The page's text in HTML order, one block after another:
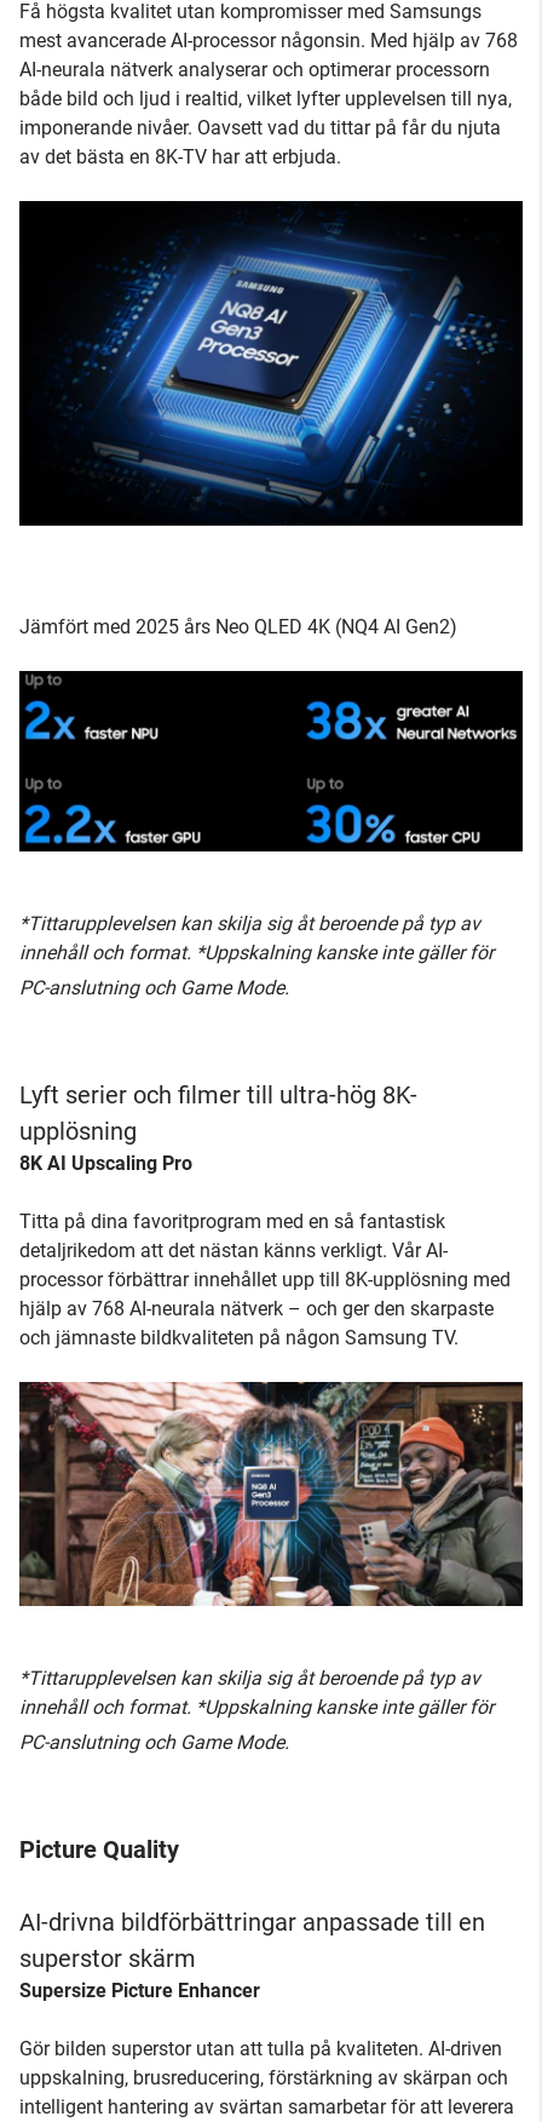
Få högsta kvalitet utan kompromisser med Samsungs
mest avancerade AI-processor någonsin. Med hjälp av 768
AI-neurala nätverk analyserar och optimerar processorn
både bild och ljud i realtid, vilket lyfter upplevelsen till nya,
imponerande nivåer. Oavsett vad du tittar på får du njuta
av det bästa en 8K-TV har att erbjuda.
Jämfört med 2025 års Neo QLED 4K (NQ4 AI Gen2)
*Tittarupplevelsen kan skilja sig åt beroende på typ av
innehåll och format. *Uppskalning kanske inte gäller för
PC-anslutning och Game Mode.
Lyft serier och filmer till ultra-hög 8K-
upplösning
8K AI Upscaling Pro
Titta på dina favoritprogram med en så fantastisk
detaljrikedom att det nästan känns verkligt. Vår AI-
processor förbättrar innehållet upp till 8K-upplösning med
hjälp av 768 AI-neurala nätverk – och ger den skarpaste
och jämnaste bildkvaliteten på någon Samsung TV.
*Tittarupplevelsen kan skilja sig åt beroende på typ av
innehåll och format. *Uppskalning kanske inte gäller för
PC-anslutning och Game Mode.
Picture Quality
AI-drivna bildförbättringar anpassade till en
superstor skärm
Supersize Picture Enhancer
Gör bilden superstor utan att tulla på kvaliteten. AI-driven
uppskalning, brusreducering, förstärkning av skärpan och
intelligent hantering av svärtan samarbetar för att leverera